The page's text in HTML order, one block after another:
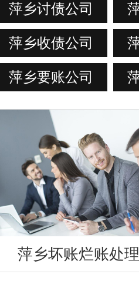
萍乡讨债公司
萍乡收债公司
萍乡要账公司
萍乡坏账烂账处理